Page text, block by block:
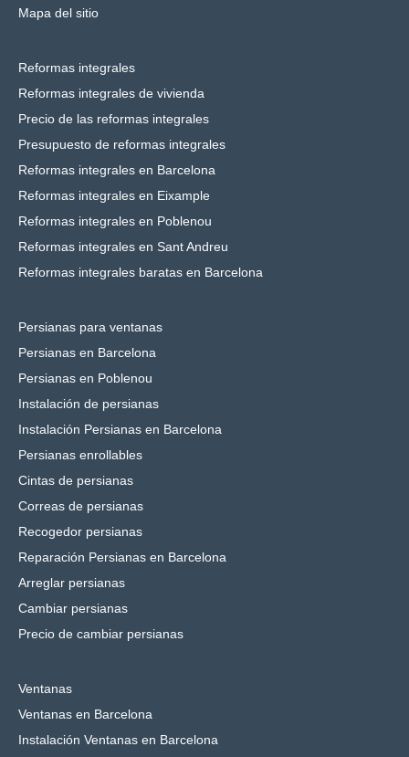
Mapa del sitio
Reformas integrales
Reformas integrales de vivienda
Precio de las reformas integrales
Presupuesto de reformas integrales
Reformas integrales en Barcelona
Reformas integrales en Eixample
Reformas integrales en Poblenou
Reformas integrales en Sant Andreu
Reformas integrales baratas en Barcelona
Persianas para ventanas
Persianas en Barcelona
Persianas en Poblenou
Instalación de persianas
Instalación Persianas en Barcelona
Persianas enrollables
Cintas de persianas
Correas de persianas
Recogedor persianas
Reparación Persianas en Barcelona
Arreglar persianas
Cambiar persianas
Precio de cambiar persianas
Ventanas
Ventanas en Barcelona
Instalación Ventanas en Barcelona